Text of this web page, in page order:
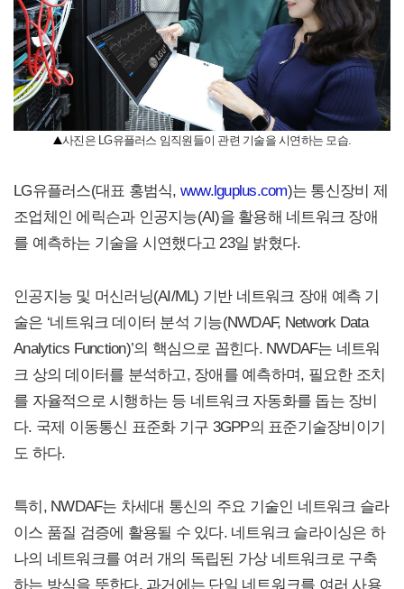
사진은 LG유플러스 임직원들이 관련 기술을 시연하는 모습.
LG유플러스(대표 홍범식, www.lguplus.com)는 통신장비 제
조업체인 에릭슨과 인공지능(AI)을 활용해 네트워크 장애
를 예측하는 기술을 시연했다고 23일 밝혔다.
인공지능 및 머신러닝(AI/ML) 기반 네트워크 장애 예측 기
술은 ‘네트워크 데이터 분석 기능(NWDAF, Network Data
Analytics Function)’의 핵심으로 꼽힌다. NWDAF는 네트워
크 상의 데이터를 분석하고, 장애를 예측하며, 필요한 조치
를 자율적으로 시행하는 등 네트워크 자동화를 돕는 장비
다. 국제 이동통신 표준화 기구 3GPP의 표준기술장비이기
도 하다.
특히, NWDAF는 차세대 통신의 주요 기술인 네트워크 슬라
이스 품질 검증에 활용될 수 있다. 네트워크 슬라이싱은 하
나의 네트워크를 여러 개의 독립된 가상 네트워크로 구축
하는 방식을 뜻한다. 과거에는 단일 네트워크를 여러 사용